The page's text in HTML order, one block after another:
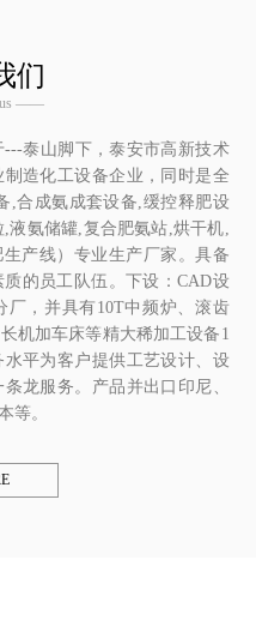
们
——
泰山脚下，泰安市高新技术
造化工设备企业，同时是全
,合成氨成套设备,缓控释肥设
液氨储罐,复合肥氨站,烘干机,
产线）专业生产厂家。具备
的员工队伍。下设：CAD设
，并具有10T中频炉、滚齿
机加车床等精大稀加工设备1
平为客户提供工艺设计、设
龙服务。产品并出口印尼、
等。